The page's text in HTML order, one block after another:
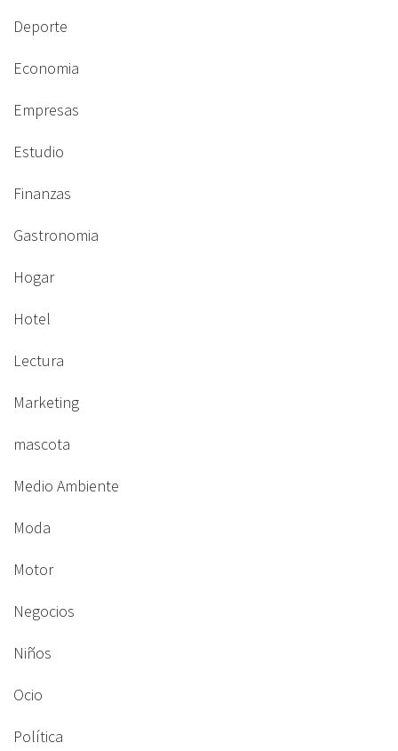
Deporte
Economia
Empresas
Estudio
Finanzas
Gastronomia
Hogar
Hotel
Lectura
Marketing
mascota
Medio Ambiente
Moda
Motor
Negocios
Niños
Ocio
Política